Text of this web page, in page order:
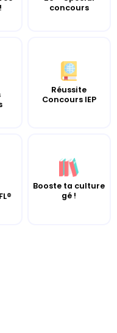
concours
Réussite
Concours IEP
Booste ta culture
gé !